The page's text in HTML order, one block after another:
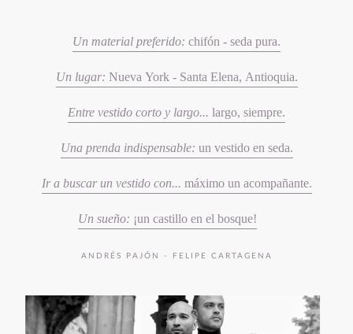
Un material preferido: chifón - seda pura.
Un lugar: Nueva York - Santa Elena, Antioquia.
Entre vestido corto y largo... largo, siempre.
Una prenda indispensable: un vestido en seda.
Ir a buscar un vestido con... máximo un acompañante.
Un sueño: ¡un castillo en el bosque!
ANDRÉS PAJÓN - FELIPE CARTAGENA